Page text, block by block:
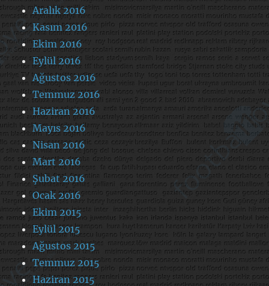
Aralık 2016
Kasım 2016
Ekim 2016
Eylül 2016
Ağustos 2016
Temmuz 2016
Haziran 2016
Mayıs 2016
Nisan 2016
Mart 2016
Şubat 2016
Ocak 2016
Ekim 2015
Eylül 2015
Ağustos 2015
Temmuz 2015
Haziran 2015